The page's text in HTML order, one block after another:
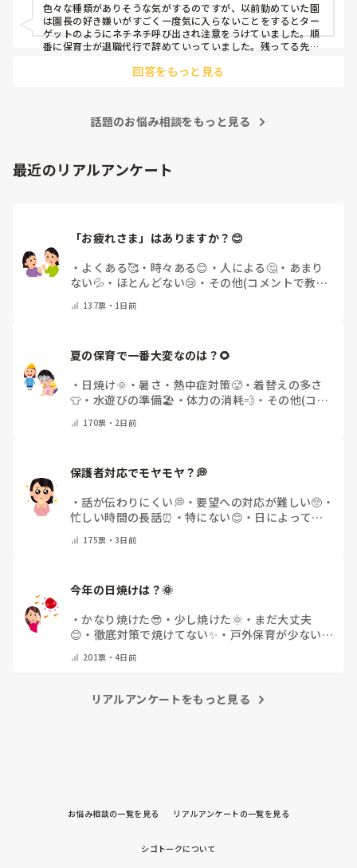
色々な種類がありそうな気がするのですが、以前勤めていた園
は園長の好き嫌いがすごく一度気に入らないことをするとター
ゲットのようにネチネチ呼び出され注意をうけていました。順
番に保育士が退職代行で辞めていっていました。残ってる先生
由にできずで、やめたいけど子どもたちのことを思うとやめれ
回答をもっと見る
話題のお悩み相談をもっと見る
最近のリアルアンケート
「お疲れさま」はありますか？😊
・ よくある🥰 ・ 時々ある😊 ・ 人による🤔 ・ あまり
ない💦 ・ ほとんどない😢 ・ その他(コメントで教え
てください)
137票・ 1日前
夏の保育で一番大変なのは？🌻
・ 日焼け🌞 ・暑さ・熱中症対策🥵・着替えの多さ
👕 ・ 水遊びの準備🏖️ ・ 体力の消耗💨 ・ その他(コメ
ントで教えてください)
170票・ 2日前
保護者対応でモヤモヤ？💭
・話が伝わりにくい💭 ・ 要望への対応が難しい🥺 ・
忙しい時間の長話⏰ ・ 特にない😊 ・ 日によって違
う🌿
その他(コメントで教えてください)
175票・3日前
今年の日焼けは？🌞
・ かなり焼けた😎 ・ 少し焼けた🌞 ・ まだ大丈夫
😊 ・ 徹底対策で焼けてない✨ ・ 戸外保育が少ない
🌿
その他(コメントで教えてください)
201票・4日前
リアルアンケートをもっと見る
お悩み相談の一覧を見る リアルアンケートの一覧を見る
シゴトークについて